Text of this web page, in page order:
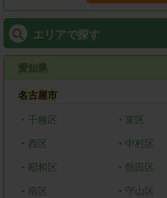
エリアで探す
愛知県
名古屋市
・ 千種区 ・ 東区
・ 西区 ・ 中村区
・ 昭和区 ・ 熱田区
・ 南区 ・ 守山区